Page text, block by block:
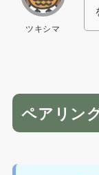
ツキシマ
ペアリン